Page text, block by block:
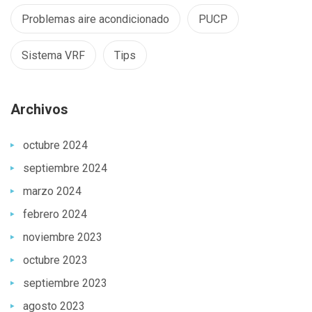
Problemas aire acondicionado PUCP
Sistema VRF Tips
Archivos
octubre 2024
septiembre 2024
marzo 2024
febrero 2024
noviembre 2023
octubre 2023
septiembre 2023
agosto 2023